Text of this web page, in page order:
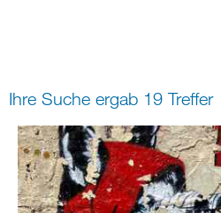
digital und in Präsenz
Ihre Suche ergab 19 Treffer